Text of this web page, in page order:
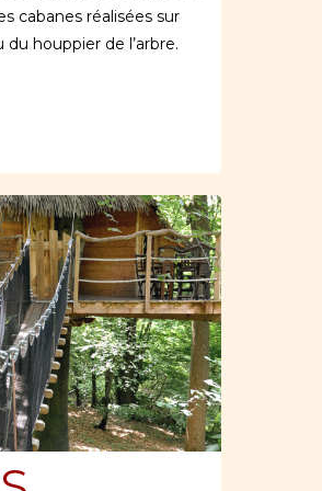
cabanes réalisées sur
houppier de l’arbre.